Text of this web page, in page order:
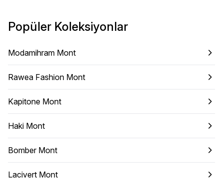
Popüler Koleksiyonlar
Modamihram Mont
Rawea Fashion Mont
Kapitone Mont
Haki Mont
Bomber Mont
Lacivert Mont